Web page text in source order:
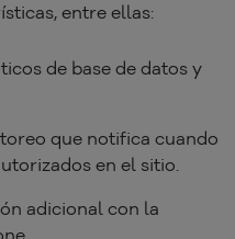
entre ellas:
de base de datos y
que notifica cuando
en el sitio.
adicional con la